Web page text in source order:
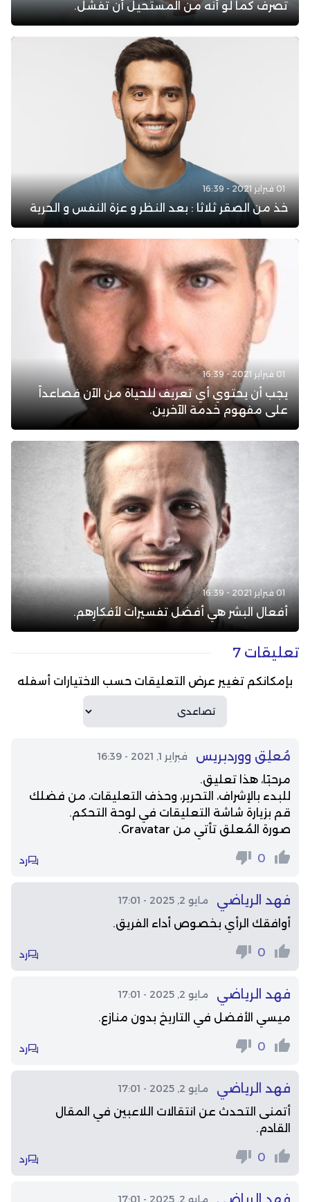
تصرف كما لو أنه من المستحيل أن تفشل.
01 فبراير 2021 - 16:39
خذ من الصقر ثلاثا : بعد النظر و عزة النفس و الحرية
01 فبراير 2021 - 16:39
يجب أن يحتوي أي تعريف للحياة من الآن فصاعداً
على مفهوم خدمة الآخرين.
01 فبراير 2021 - 16:39
أفعال البشر هي أفضل تفسيرات لأفكارِهم.
تعليقات 7
بإمكانكم تغيير عرض التعليقات حسب الاختيارات أسفله
مُعلِق ووردبريس فبراير 1, 2021 - 16:39
مرحبًا، هذا تعليق.
للبدء بالإشراف، التحرير، وحذف التعليقات، من فضلك
قم بزيارة شاشة التعليقات في لوحة التحكم.
صورة المُعلق تأتي من Gravatar
.
0 رد
فهد الرياضي مايو 2, 2025 - 17:01
أوافقك الرأي بخصوص أداء الفريق.
0 رد
فهد الرياضي مايو 2, 2025 - 17:01
ميسي الأفضل في التاريخ بدون منازع.
0 رد
فهد الرياضي مايو 2, 2025 - 17:01
أتمنى التحدث عن انتقالات اللاعبين في المقال
القادم.
0 رد
مايو 2, 2025 - 17:01